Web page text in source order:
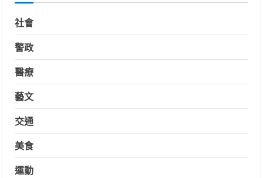
社會
警政
醫療
藝文
交通
美食
運動